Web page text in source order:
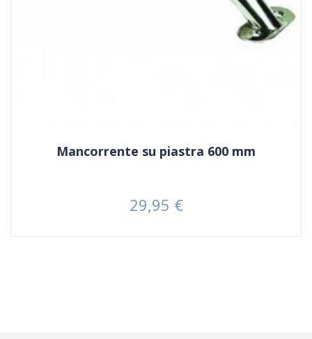
Mancorrente su piastra 600 mm
Prezzo
29,95 €